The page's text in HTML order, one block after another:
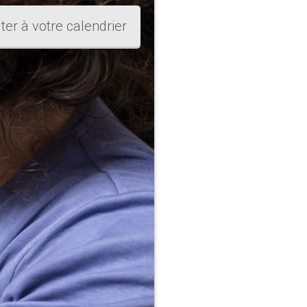
à votre calendrier